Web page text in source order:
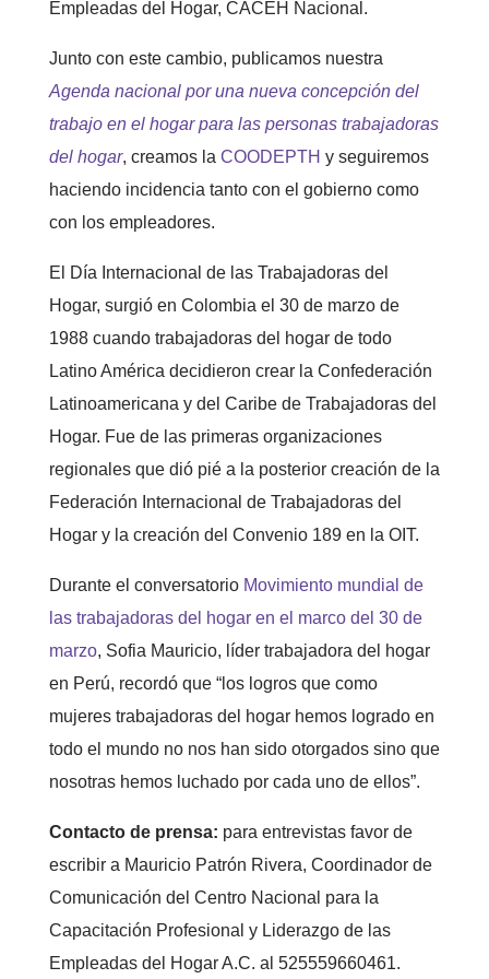
Empleadas del Hogar, CACEH Nacional.
Junto con este cambio, publicamos nuestra
Agenda nacional por una nueva concepción del
trabajo en el hogar para las personas trabajadoras
del hogar, creamos la COODEPTH y seguiremos
haciendo incidencia tanto con el gobierno como
con los empleadores.
El Día Internacional de las Trabajadoras del
Hogar, surgió en Colombia el 30 de marzo de
1988 cuando trabajadoras del hogar de todo
Latino América decidieron crear la Confederación
Latinoamericana y del Caribe de Trabajadoras del
Hogar. Fue de las primeras organizaciones
regionales que dió pié a la posterior creación de la
Federación Internacional de Trabajadoras del
Hogar y la creación del Convenio 189 en la OIT.
Durante el conversatorio Movimiento mundial de
las trabajadoras del hogar en el marco del 30 de
marzo, Sofia Mauricio, líder trabajadora del hogar
en Perú, recordó que “los logros que como
mujeres trabajadoras del hogar hemos logrado en
todo el mundo no nos han sido otorgados sino que
nosotras hemos luchado por cada uno de ellos”.
Contacto de prensa: para entrevistas favor de
escribir a Mauricio Patrón Rivera, Coordinador de
Comunicación del Centro Nacional para la
Capacitación Profesional y Liderazgo de las
Empleadas del Hogar A.C. al 525559660461.